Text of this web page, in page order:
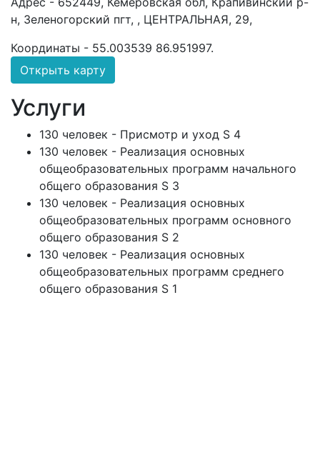
н, Зеленогорский пгт, , ЦЕНТРАЛЬНАЯ, 29,
Координаты - 55.003539 86.951997.
Открыть карту
Услуги
130 человек - Присмотр и уход S 4
130 человек - Реализация основных
общеобразовательных программ начального
общего образования S 3
130 человек - Реализация основных
общеобразовательных программ основного
общего образования S 2
130 человек - Реализация основных
общеобразовательных программ среднего
общего образования S 1